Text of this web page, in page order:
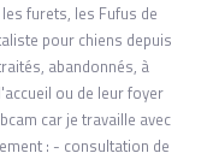
furets, les Fufus de
pour chiens depuis
abandonnés, à
ou de leur foyer
car je travaille avec
: - consultation de